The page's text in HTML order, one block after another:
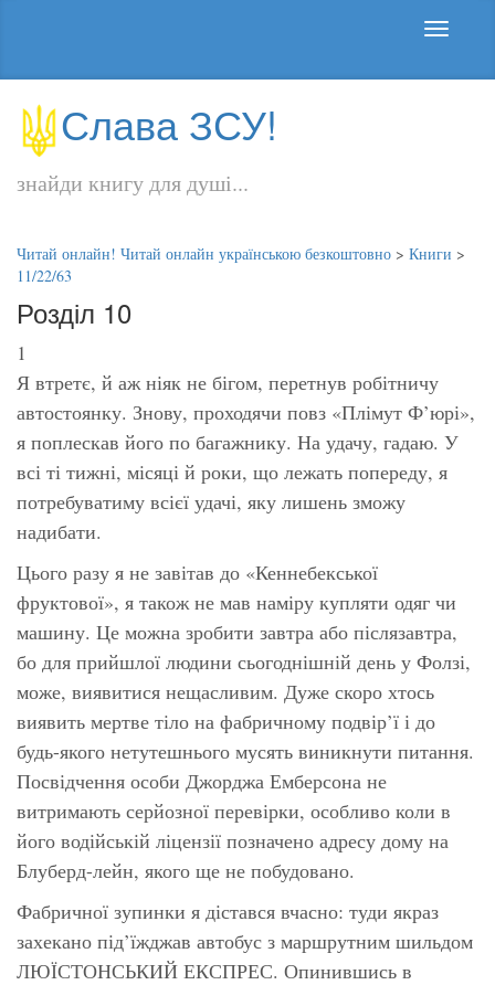
Слава ЗСУ!
знайди книгу для душі...
Читай онлайн! Читай онлайн українською безкоштовно > Книги >
11/22/63
Розділ 10
1
Я втретє, й аж ніяк не бігом, перетнув робітничу
автостоянку. Знову, проходячи повз «Плімут Ф’юрі»,
я поплескав його по багажнику. На удачу, гадаю. У
всі ті тижні, місяці й роки, що лежать попереду, я
потребуватиму всієї удачі, яку лишень зможу
надибати.
Цього разу я не завітав до «Кеннебекської
фруктової», я також не мав наміру купляти одяг чи
машину. Це можна зробити завтра або післязавтра,
бо для прийшлої людини сьогоднішній день у Фолзі,
може, виявитися нещасливим. Дуже скоро хтось
виявить мертве тіло на фабричному подвір’ї і до
будь-якого нетутешнього мусять виникнути питання.
Посвідчення особи Джорджа Емберсона не
витримають серйозної перевірки, особливо коли в
його водійській ліцензії позначено адресу дому на
Блуберд-лейн, якого ще не побудовано.
Фабричної зупинки я дістався вчасно: туди якраз
захекано під’їжджав автобус з маршрутним шильдом
ЛЮЇСТОНСЬКИЙ ЕКСПРЕС. Опинившись в